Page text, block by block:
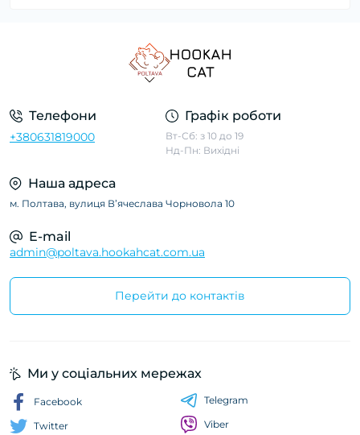
Телефони
+380631819000
Графік роботи
Вт-Сб: з 10 до 19
Нд-Пн: Вихідні
Наша адреса
м. Полтава, вулиця Вʼячеслава Чорновола 10
E-mail
admin@poltava.hookahcat.com.ua
Перейти до контактів
Ми у соціальних мережах
Facebook
Twitter
Telegram
Viber